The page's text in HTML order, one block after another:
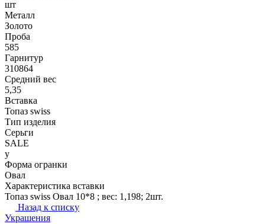
шт
Металл
Золото
Проба
585
Гарнитур
310864
Средний вес
5,35
Вставка
Топаз swiss
Тип изделия
Серьги
SALE
y
Форма огранки
Овал
Характеристика вставки
Топаз swiss Овал 10*8 ; вес: 1,198; 2шт.
Назад к списку
Украшения